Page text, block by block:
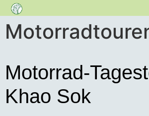
Motorrad-
Khao Sok